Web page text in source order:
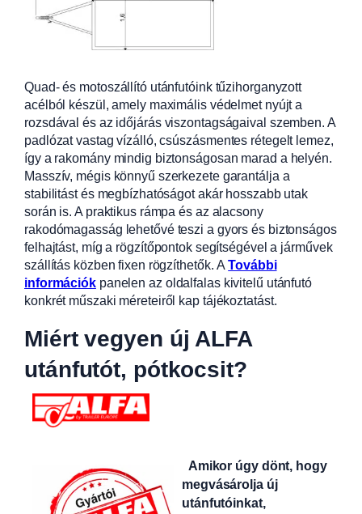
Quad- és motoszállító utánfutóink tűzihorganyzott
acélból készül, amely maximális védelmet nyújt a
rozsdávalés az időjárás viszontagságaival szemben. A
padlózat vastag vízálló, csúszásmentes rétegelt lemez,
így a rakomány mindig biztonságosan marad a helyén.
Masszív, mégis könnyű szerkezete garantálja a
stabilitást és megbízhatóságot akár hosszabb utak
során is. A praktikus rámpa és az alacsony
rakodómagasság lehetővé teszi a gyors és biztonságos
felhajtást, míg a rögzítőpontok segítségével a járművek
szállítás közben fixen rögzíthetők. ATovábbi
információkpanelen az oldalfalas kivitelű utánfutó
konkrét műszaki méreteiről kap tájékoztatást.
Miért vegyen új ALFA
utánfutót, pótkocsit?
Amikor úgy dönt, hogy
megvásárolja új
utánfutóinkat,